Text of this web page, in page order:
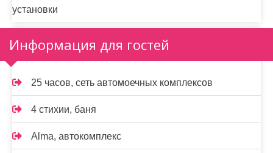
установки
Информация для гостей
25 часов, сеть автомоечных комплексов
4 стихии, баня
Alma, автокомплекс